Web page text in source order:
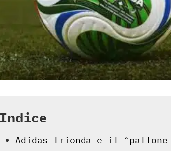
Indice
Adidas Trionda e il